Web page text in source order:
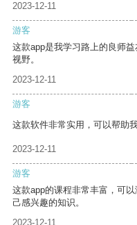
2023-12-11
游客
这款app是我学习路上的良师
视野。
2023-12-11
游客
这款软件非常实用，可以帮助
2023-12-11
游客
这款app的课程非常丰富，可
己感兴趣的知识。
2023-12-11